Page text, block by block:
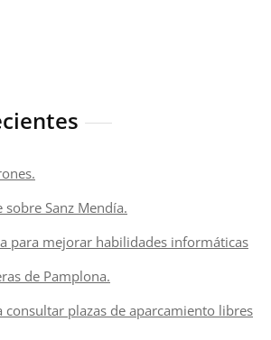
Sanz Mendía.
para mejorar habilidades informáticas
de Pamplona.
consultar plazas de aparcamiento libres